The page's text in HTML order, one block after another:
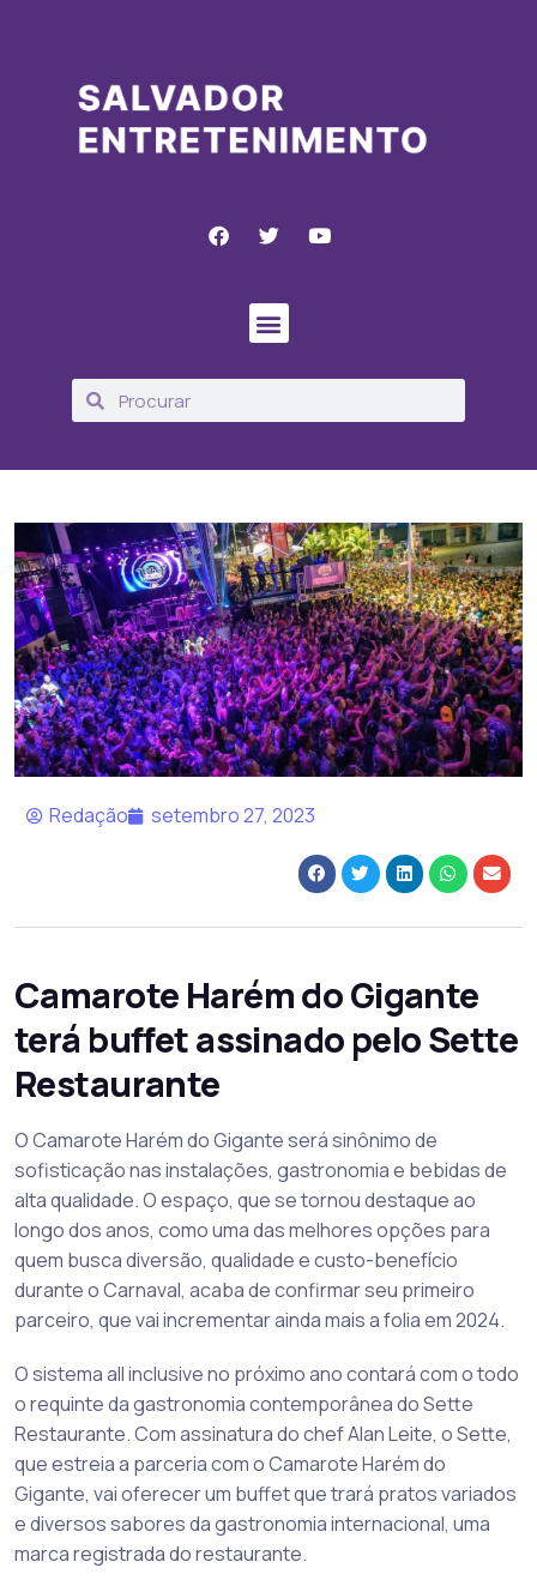
Redação setembro 27, 2023
Camarote Harém do Gigante
terá buffet assinado pelo Sette
Restaurante
O Camarote Harém do Gigante será sinônimo de
sofisticação nas instalações, gastronomia e bebidas de
alta qualidade. O espaço, que se tornou destaque ao
longo dos anos, como uma das melhores opções para
quem busca diversão, qualidade e custo-benefício
durante o Carnaval, acaba de confirmar seu primeiro
parceiro, que vai incrementar ainda mais a folia em 2024.
O sistema all inclusive no próximo ano contará com o todo
o requinte da gastronomia contemporânea do Sette
Restaurante. Com assinatura do chef Alan Leite, o Sette,
que estreia a parceria com o Camarote Harém do
Gigante, vai oferecer um buffet que trará pratos variados
e diversos sabores da gastronomia internacional, uma
marca registrada do restaurante.